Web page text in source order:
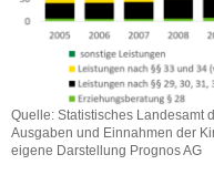
Quelle: Statistisches Landesamt
Ausgaben und Einnahmen der
eigene Darstellung Prognos AG